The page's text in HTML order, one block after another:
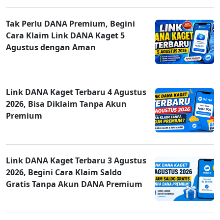
Tak Perlu DANA Premium, Begini
Cara Klaim Link DANA Kaget 5
Agustus dengan Aman
Link DANA Kaget Terbaru 4 Agustus
2026, Bisa Diklaim Tanpa Akun
Premium
Link DANA Kaget Terbaru 3 Agustus
2026, Begini Cara Klaim Saldo
Gratis Tanpa Akun DANA Premium